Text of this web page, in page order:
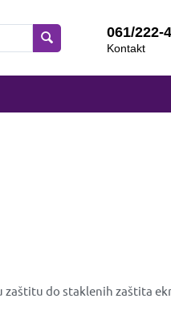
061/222-
Kontakt
do staklenih zaštita